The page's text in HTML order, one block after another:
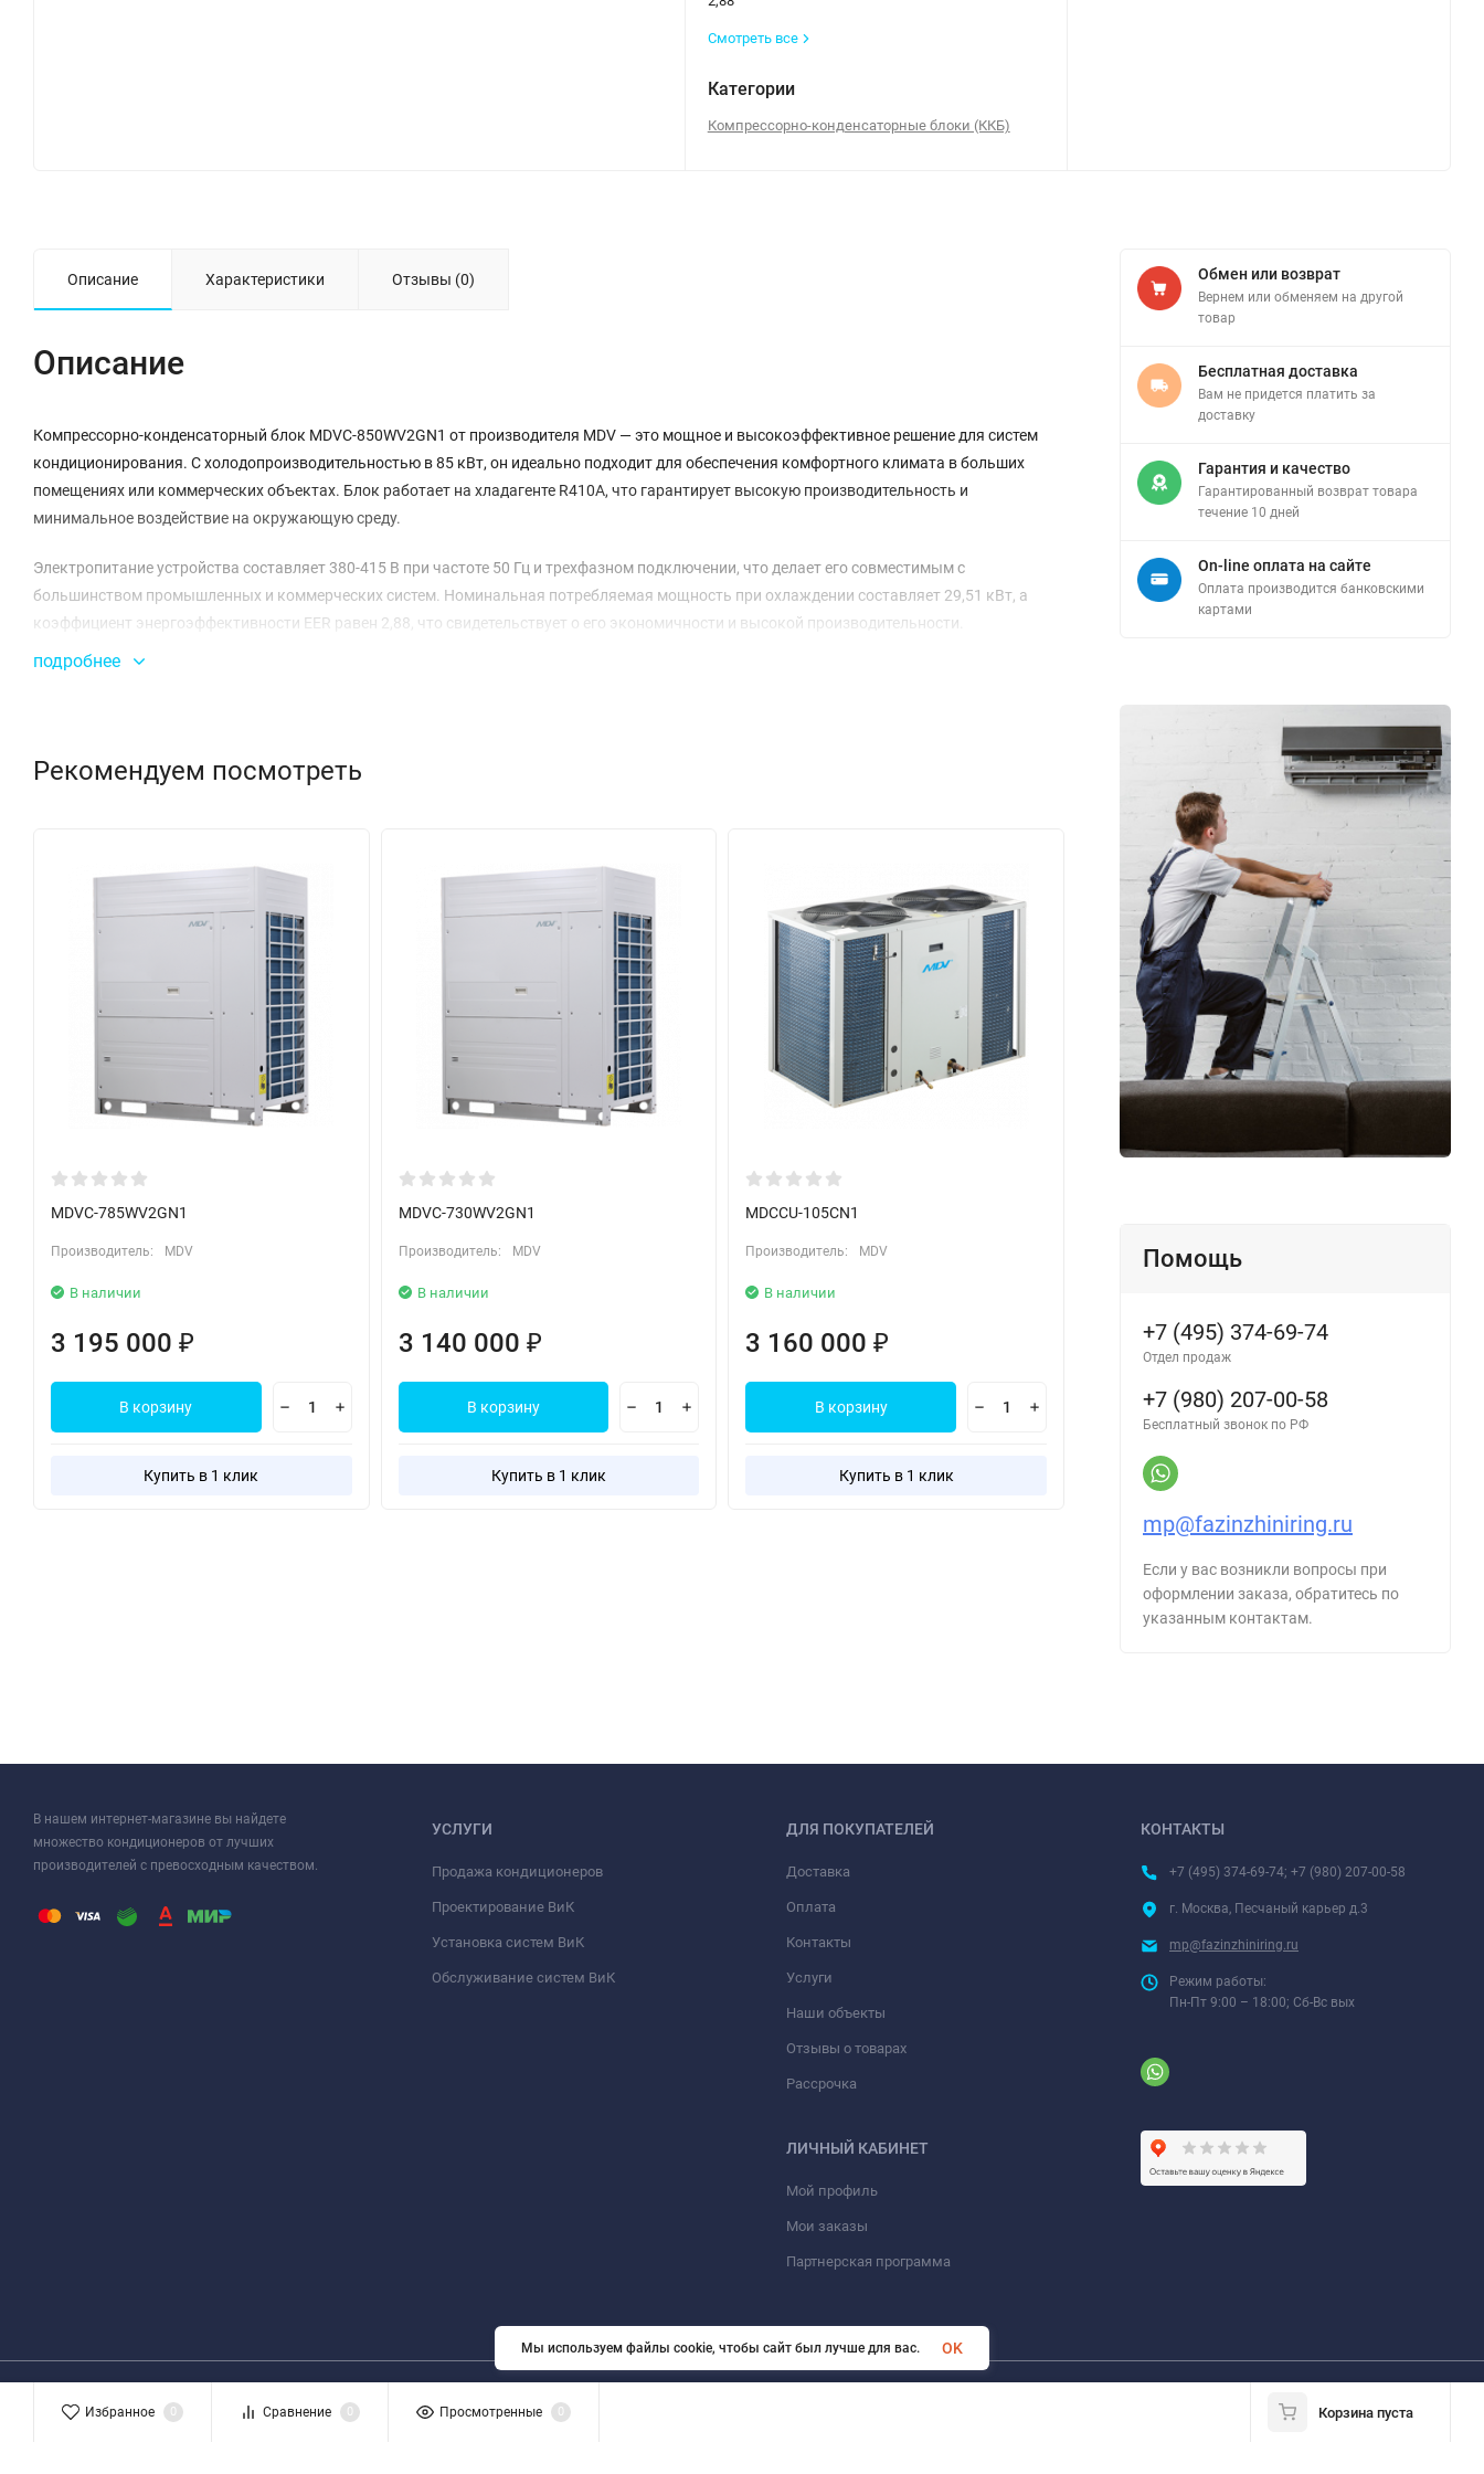
Смотреть все
Категории
Компрессорно-конденсаторные блоки (ККБ)
Описание Характеристики Отзывы (0)
Описание
Компрессорно-конденсаторный блок MDVC-850WV2GN1 от производителя MDV — это мощное и высокоэффективное решение для систем
кондиционирования. С холодопроизводительностью в 85 кВт, он идеально подходит для обеспечения комфортного климата в больших
помещениях или коммерческих объектах. Блок работает на хладагенте R410A, что гарантирует высокую производительность и
минимальное воздействие на окружающую среду.
Электропитание устройства составляет 380-415 В при частоте 50 Гц и трехфазном подключении, что делает его совместимым с
большинством промышленных и коммерческих систем. Номинальная потребляемая мощность при охлаждении составляет 29,51 кВт, а
коэффициент энергоэффективности EER равен 2,88, что свидетельствует о его экономичности и высокой производительности.
Уровень шума блока находится в диапазоне от 46 до 64 дБ(A), что позволяет использовать его в общественных местах без значительного
Размеры устройства составляют 1585×1615×765 мм, а в упаковке — 1650×1810×840 мм. Вес блока в нетто составляет 338 кг, а брутто — 362
С MDVC-850WV2GN1 вы получаете возможность подключить до 50 комплектов AHUKZ, что делает его идеальным для масштабируемых
систем. Этот компрессорно-конденсаторный блок сочетает в себе мощность, эффективность и надежность, что делает его отличным
выбором для профессионалов в области климат-контроля.
подробнее
Рекомендуем посмотреть
MDVC-785WV2GN1
Производитель: MDV
В наличии
3 195 000 ₽
В корзину
Купить в 1 клик
MDVC-730WV2GN1
Производитель: MDV
В наличии
3 140 000 ₽
В корзину
Купить в 1 клик
MDCCU-105CN1
Производитель: MDV
В наличии
3 160 000₽
В корзину
Купить в 1 клик
Обмен или возврат
Вернем или обменяем на другой
товар
Бесплатная доставка
Вам не придется платить за
доставку
Гарантия и качество
Гарантированный возврат товара
течение 10 дней
On-line оплата на сайте
Оплата производится банковскими
картами
Помощь
+7 (495) 374-69-74
Отдел продаж
+7 (980) 207-00-58
Бесплатный звонок по РФ
mp@fazinzhiniring.ru
Если у вас возникли вопросы при
оформлении заказа, обратитесь по
указанным контактам.
В нашем интернет-магазине вы найдете
множество кондиционеров от лучших
производителей с превосходным качеством.
УСЛУГИ
Продажа кондиционеров
Проектирование ВиК
Установка систем ВиК
Обслуживание систем ВиК
ДЛЯ ПОКУПАТЕЛЕЙ
Доставка
Оплата
Контакты
Услуги
Наши объекты
Отзывы о товарах
Рассрочка
ЛИЧНЫЙ КАБИНЕТ
Мой профиль
Мои заказы
Партнерская программа
КОНТАКТЫ
+7 (495) 374-69-74; +7 (980) 207-00-58
г. Москва, Песчаный карьер д.3
mp@fazinzhiniring.ru
Режим работы:
Пн-Пт 9:00 – 18:00; Сб-Вс вых
© 2026 ООО «ФАЗИНЖИНИРИНГ». Все права защищены
Избранное 0 Сравнение 0 Просмотренные 0 Корзина пуста
Мы используем файлы cookie, чтобы сайт был лучше для вас. OK